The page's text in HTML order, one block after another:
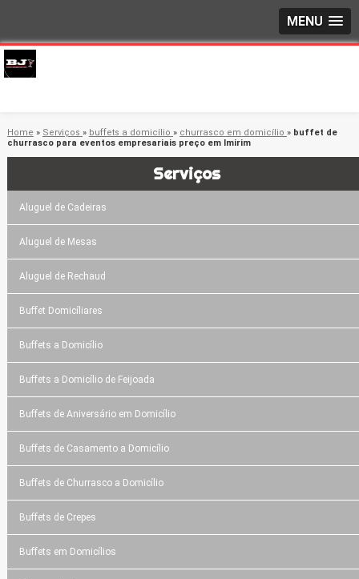
MENU
Home » Serviços » buffets a domicílio » churrasco em domicílio » buffet de
churrasco para eventos empresariais preço em Imirim
Serviços
Aluguel de Cadeiras
Aluguel de Mesas
Aluguel de Rechaud
Buffet Domicíliares
Buffets a Domicílio
Buffets a Domicílio de Feijoada
Buffets de Aniversário em Domicílio
Buffets de Casamento a Domicílio
Buffets de Churrasco a Domicílio
Buffets de Crepes
Buffets em Domicílios